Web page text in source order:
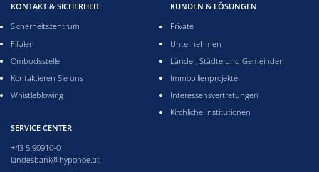
KONTAKT & SICHERHEIT
Sicherheitszentrum
Filialen
Ombudsstelle
Kontaktieren Sie uns
Whistleblowing
SERVICE CENTER
+43 5 90910-0
landesbank@hyponoe.at
KUNDEN & LÖSUNGEN
Private
Unternehmen
Länder, Städte und Gemeinden
Immobilienprojekte
Interessensvertretungen
Kirchliche Institutionen